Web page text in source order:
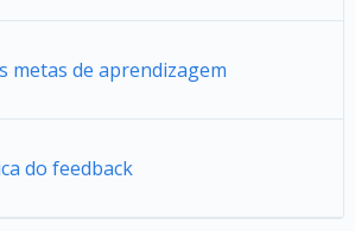
metas de aprendizagem
do feedback